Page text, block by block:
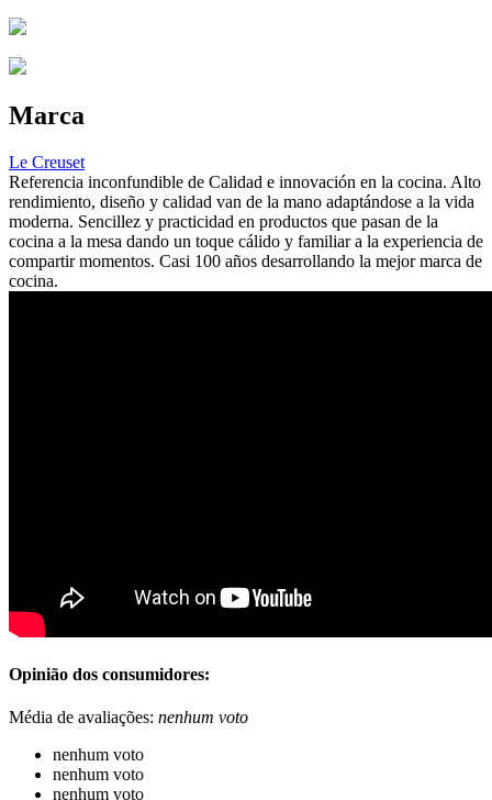
Marca
Le Creuset
Referencia inconfundible de Calidad e innovación en la cocina. Alto
rendimiento, diseño y calidad van de la mano adaptándose a la vida
moderna. Sencillez y practicidad en productos que pasan de la
cocina a la mesa dando un toque cálido y familiar a la experiencia de
compartir momentos. Casi 100 años desarrollando la mejor marca de
cocina.
Opinião dos consumidores:
Média de avaliações: nenhum voto
nenhum voto
nenhum voto
nenhum voto